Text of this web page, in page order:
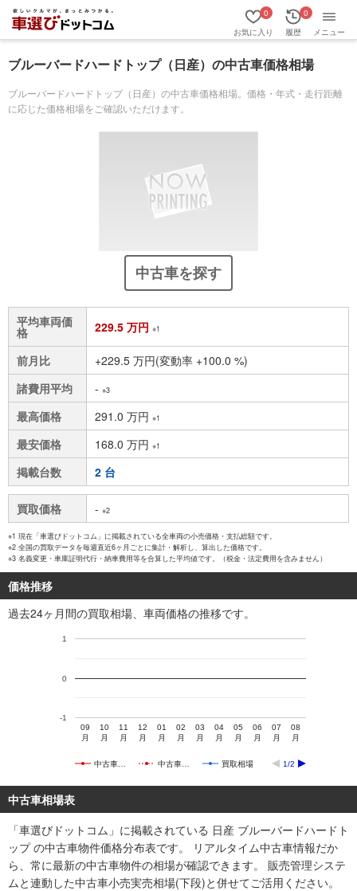
お気に入り
0
履歴
0
メニュー
ブルーバードハードトップ（日産）の中古車価格相場
ブルーバードハードトップ（日産）の中古車価格相場。価格・年式・走行距離
に応じた価格相場をご確認いただけます。
中古車を探す
平均車両価
格 229.5 万円 ※1
前月比
+229.5 万円(変動率 +100.0 %)
諸費用平均
- ※3
最高価格 291.0 万円 ※1
最安価格 168.0 万円 ※1
掲載台数 2 台
買取価格 - ※2
※1 現在「車選びドットコム」に掲載されている全車両の小売価格・支払総額です。
※2 全国の買取データを毎週直近6ヶ月ごとに集計・解析し、算出した価格です。
※3 名義変更・車庫証明代行・納車費用等を合算した平均値です。（税金・法定費用を含みません）
価格推移
過去24ヶ月間の買取相場、車両価格の推移です。
中古車… 中古車… 買取相場 1/2
09
月
10
月
11
月
12
月
01
月
02
月
03
月
04
月
05
月
06
月
07
月
08
月
-1
0
1
中古車相場表
「車選びドットコム」に掲載されている 日産 ブルーバードハードト
ップ の中古車物件価格分布表です。 リアルタイム中古車情報だか
ら、常に最新の中古車物件の相場が確認できます。 販売管理システ
ムと連動した中古車小売実売相場(下段)と併せてご活用ください。